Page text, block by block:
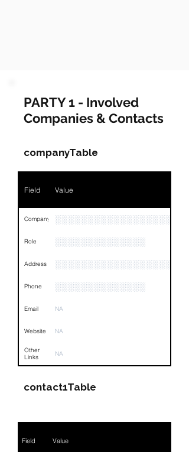
PARTY 1 - Involved
Companies & Contacts
companyTable
Field Value
Company
Role ░░░░░░░░░░░░░░
Address
Phone ░░░░░░░░░░░░░░
Email NA
Website NA
Other
Links
NA
contact1Table
Field Value